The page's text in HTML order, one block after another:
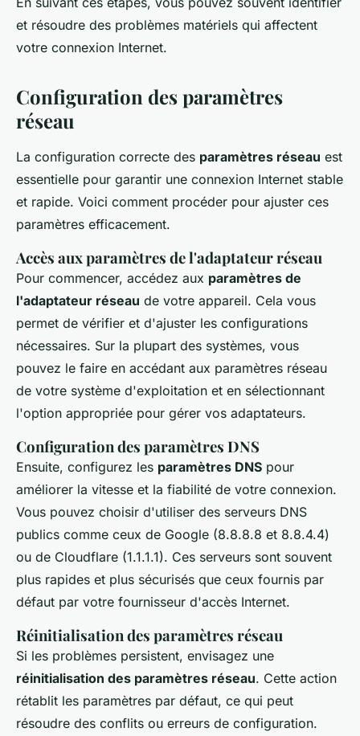
et résoudre des problèmes matériels qui affectent
votre connexion Internet.
Configuration des paramètres
réseau
La configuration correcte des paramètres réseau est
essentielle pour garantir une connexion Internet stable
et rapide. Voici comment procéder pour ajuster ces
paramètres efficacement.
Accès aux paramètres de l'adaptateur réseau
Pour commencer, accédez aux paramètres de
l'adaptateur réseau de votre appareil. Cela vous
permet de vérifier et d'ajuster les configurations
nécessaires. Sur la plupart des systèmes, vous
pouvez le faire en accédant aux paramètres réseau
de votre système d'exploitation et en sélectionnant
l'option appropriée pour gérer vos adaptateurs.
Configuration des paramètres DNS
Ensuite, configurez les paramètres DNS pour
améliorer la vitesse et la fiabilité de votre connexion.
Vous pouvez choisir d'utiliser des serveurs DNS
publics comme ceux de Google (8.8.8.8 et 8.8.4.4)
ou de Cloudflare (1.1.1.1). Ces serveurs sont souvent
plus rapides et plus sécurisés que ceux fournis par
défaut par votre fournisseur d'accès Internet.
Réinitialisation des paramètres réseau
Si les problèmes persistent, envisagez une
réinitialisation des paramètres réseau. Cette action
rétablit les paramètres par défaut, ce qui peut
résoudre des conflits ou erreurs de configuration.